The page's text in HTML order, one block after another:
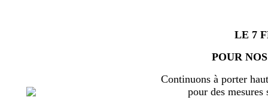
LE 7
POUR
Continuons à porter
pour des